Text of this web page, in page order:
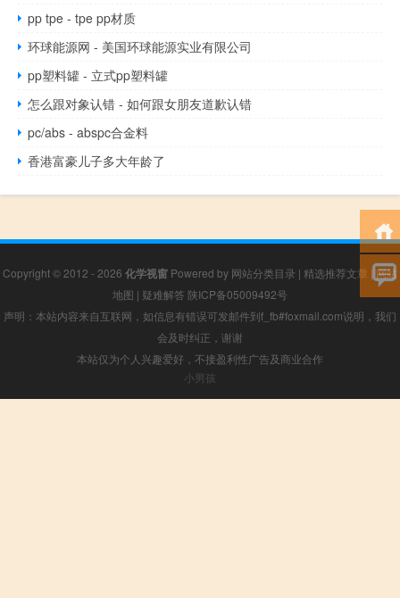
pp tpe - tpe pp材质
环球能源网 - 美国环球能源实业有限公司
pp塑料罐 - 立式pp塑料罐
怎么跟对象认错 - 如何跟女朋友道歉认错
pc/abs - abspc合金料
香港富豪儿子多大年龄了
Copyright © 2012 - 2026 化学视窗 Powered by 网站分类目录 | 精选推荐文章 | 网站
地图 | 疑难解答 陕ICP备05009492号
声明：本站内容来自互联网，如信息有错误可发邮件到f_fb#foxmail.com说明，我们
会及时纠正，谢谢
本站仅为个人兴趣爱好，不接盈利性广告及商业合作
小男孩